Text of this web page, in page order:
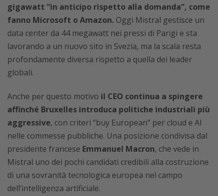
gigawatt “in anticipo rispetto alla domanda”, come
fanno Microsoft o Amazon. Oggi Mistral gestisce un
data center da 44 megawatt nei pressi di Parigi e sta
lavorando a un nuovo sito in Svezia, ma la scala resta
profondamente diversa rispetto a quella dei leader
globali.
Anche per questo motivo il CEO continua a spingere
affinché Bruxelles introduca politiche industriali più
aggressive, con criteri “buy European” per cloud e AI
nelle commesse pubbliche. Una posizione condivisa dal
presidente francese Emmanuel Macron, che vede in
Mistral uno dei pochi candidati credibili alla costruzione
di una sovranità tecnologica europea nel campo
dell’intelligenza artificiale.